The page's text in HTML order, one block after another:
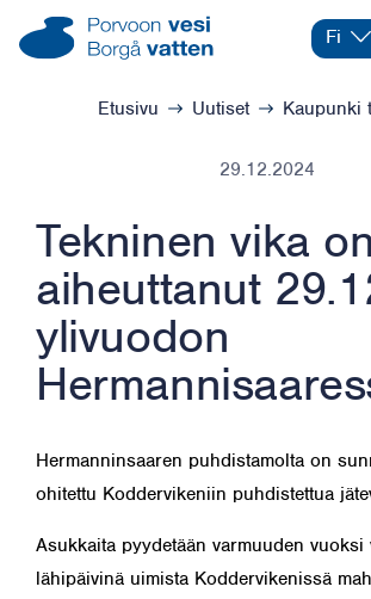
Siirry sisältöön Porvoon vesi –
Fi
Etusivu Uutiset Kaupunki
29.12.2024
Tekninen vika on
aiheuttanut
ylivuodon
Hermanninsaaren puhdistamolta on
ohitettu Koddervikeniin puhdistettua
Asukkaita pyydetään varmuuden vuoksi
lähipäivinä uimista Koddervikenissä